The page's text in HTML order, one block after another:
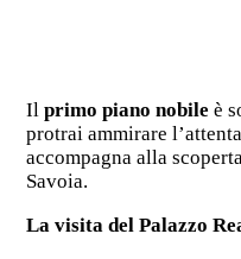
Ilprimo piano nobile è
protrai ammirare
accompagna alla
Savoia.
La visita del Palazzo